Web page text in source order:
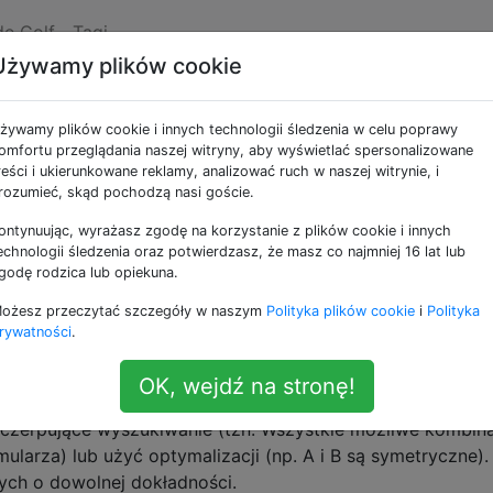
Golf Tagi
000 000 $
miliona dolarów, jeśli ją udowodnisz / obalisz.
A, B, C, x, y i z są dodatnimi liczbami
czynnik pierwszy.
który szuka przeciwnego przykładu, aby to
przykładu Hipotezy Beala
wyszukiwanie (tzn. Wszystkie możliwe
lub użyć optymalizacji (np. A i B są symetryczne).
o dowolnej dokładności.
plików cookie
plików cookie i innych technologii śledzenia w celu poprawy
przeglądania naszej witryny, aby wyświetlać spersonalizowane
i ukierunkowane reklamy, analizować ruch w naszej witrynie, i
skąd pochodzą nasi goście.
wyrażasz zgodę na korzystanie z plików cookie i innych
śledzenia oraz potwierdzasz, że masz co najmniej 16 lat lub
rodzica lub opiekuna.
przeczytać szczegóły w naszym Polityka plików cookie i Polityka
.
OK, wejdź na stronę!